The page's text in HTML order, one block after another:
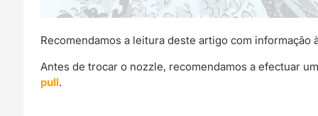
Recomendamos a leitura deste artigo com
Antes de trocar o nozzle, recomendamos a efectuar
pull.